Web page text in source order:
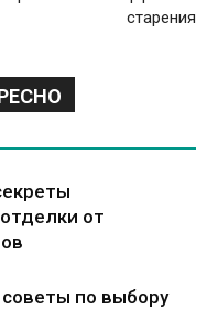
старения
от
по выбору